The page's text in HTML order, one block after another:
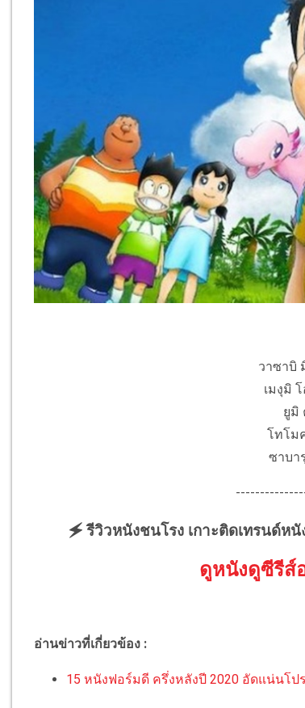
วาซาบิ
เมงุมิ
ยูมิ
โทโม
ซาบา
🗲 รีวิวหนังชนโรง เกาะติดเทรนด์ห
ดูหนังดูซีรีส์
อ่านข่าวที่เกี่ยวข้อง :
15 หนังฟอร์มดี ครึ่งหลังปี 2020 อัดแน่นโ